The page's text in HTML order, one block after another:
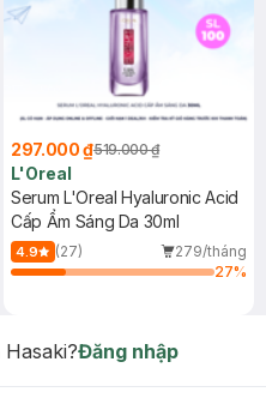
297.000 ₫519.000 ₫
L'Oreal
Serum L'Oreal Hyaluronic Acid
Cấp Ẩm Sáng Da 30ml
4.9 (27)
279/tháng
27%
Đăng nhập